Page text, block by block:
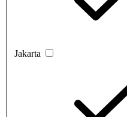
Jakarta